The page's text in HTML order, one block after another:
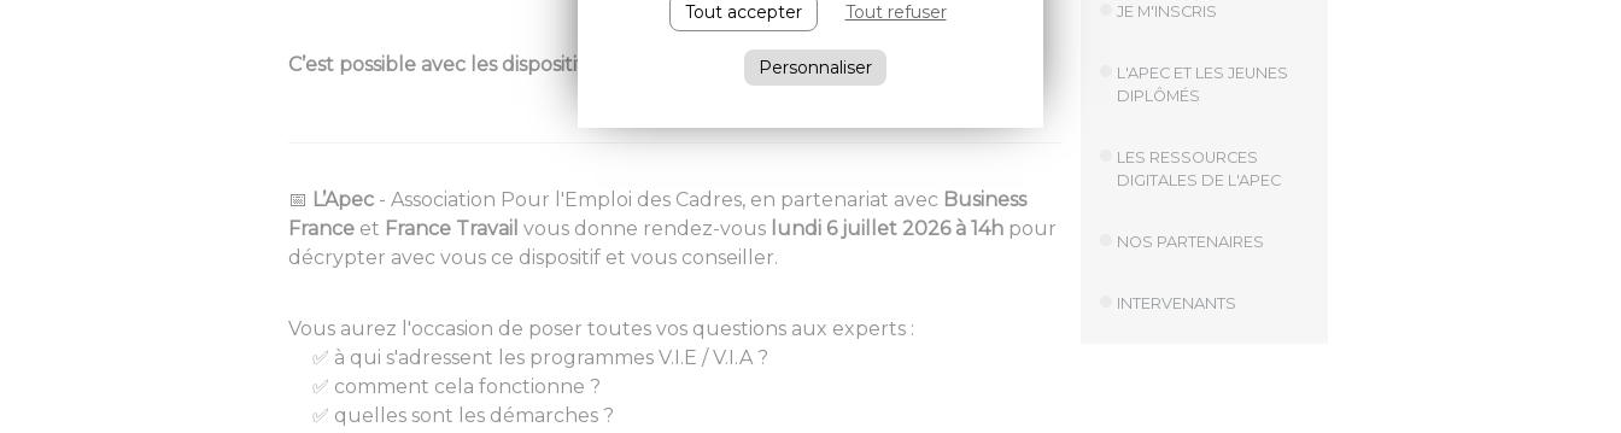
C’est possible avec les dispositifs
📅 L’Apec - Association Pour l'Emploi des Cadres, en partenariat avec Business
France et France Travail vous donne rendez-vous lundi 6 juillet 2026 à 14h pour
décrypter avec vous ce dispositif et vous conseiller.
Vous aurez l'occasion de poser toutes vos questions aux experts :
✅ à qui s'adressent les programmes V.I.E / V.I.A ?
✅ comment cela fonctionne ?
✅ quelles sont les démarches ?
JE M'INSCRIS
L'APEC ET LES JEUNES
DIPLÔMÉS
LES RESSOURCES
DIGITALES DE L'APEC
NOS PARTENAIRES
INTERVENANTS
Tout accepter Tout refuser
Personnaliser